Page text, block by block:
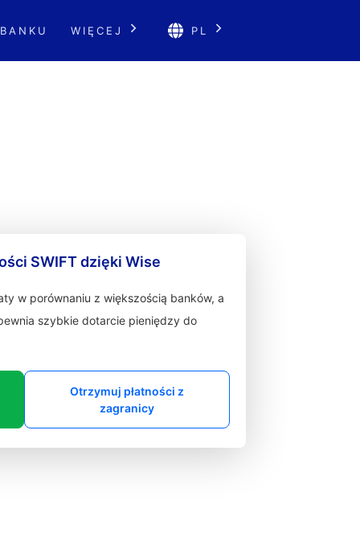
WIĘCEJ PL
SWIFT dzięki Wise
w porównaniu z większością banków, a
szybkie dotarcie pieniędzy do
Otrzymuj płatności z
zagranicy